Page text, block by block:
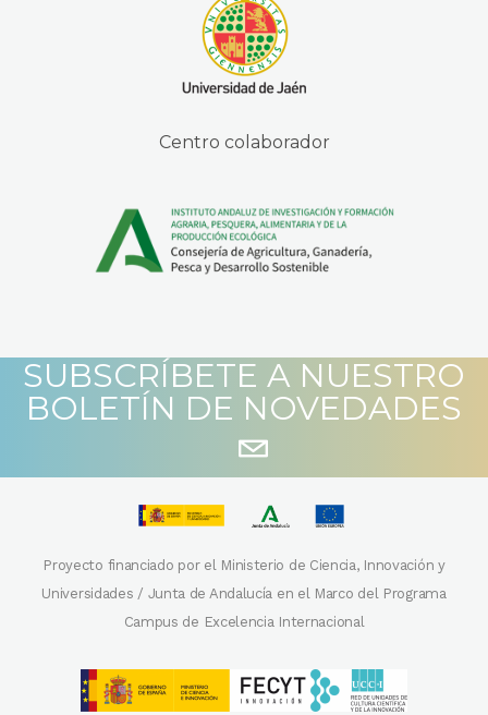
Centro colaborador
SUBSCRÍBETE A NUESTRO
BOLETÍN DE NOVEDADES
Proyecto financiado por el Ministerio de Ciencia, Innovación y
Universidades / Junta de Andalucía en el Marco del Programa
Campus de Excelencia Internacional